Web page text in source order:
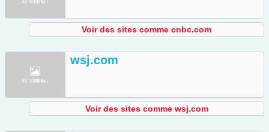
Voir des sites comme cnbc.com
wsj.com
Voir des sites comme wsj.com